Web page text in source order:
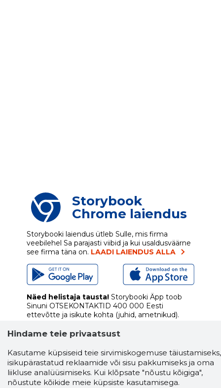
Storybook
Chrome laiendus
Storybooki laiendus ütleb Sulle, mis firma
veebilehel Sa parajasti viibid ja kui usaldusväärne
see firma täna on. LAADI LAIENDUS ALLA
Näed helistaja tausta! Storybooki Äpp toob
Sinuni OTSEKONTAKTID 400 000 Eesti
ettevõtte ja isikute kohta (juhid, ametnikud).
finantsinfoga.
Tööriistad
Hindame teie privaatsust
Kasutame küpsiseid teie sirvimiskogemuse täiustamiseks,
isikupärastatud reklaamide või sisu pakkumiseks ja oma
liikluse analüüsimiseks. Kui klõpsate "nõustu kõigiga",
nõustute kõikide meie küpsiste kasutamisega.